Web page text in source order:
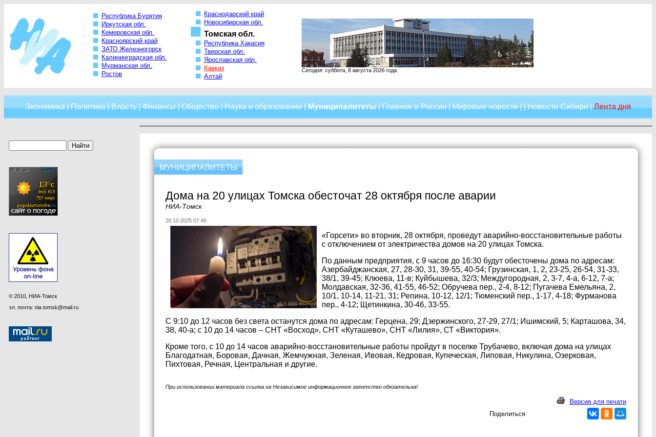
Республика Бурятия
Иркутская обл.
Кемеровская обл.
Красноярский край
ЗАТО Железногорск
Калининградская обл.
Мурманская обл.
Ростов
Краснодарский край
Новосибирская обл.
Томская обл.
Республика Хакасия
Тверская обл.
Ярославская обл.
Кавказ
Алтай
Сегодня: суббота, 8 августа 2026 года
Экономика|Политика|Власть|Финансы|Общество|Наука и образование|Муниципалитеты|Главное в России|Мировые новости| |Новости Сибири|Лента дня
© 2010, НИА-Томск
эл. почта: nia.tomsk@mail.ru
Дома на 20 улицах Томска обесточат 28 октября после аварии
НИА-Томск
28.10.2025 07:46
«Горсети» во вторник, 28 октября, проведут аварийно-восстановительные работы
с отключением от электричества домов на 20 улицах Томска.
По данным предприятия, с 9 часов до 16:30 будут обесточены дома по адресам:
Азербайджанская, 27, 28-30, 31, 39-55, 40-54; Грузинская, 1, 2, 23-25, 26-54, 31-33,
38/1, 39-45; Клюева, 11-в; Куйбышева, 32/3; Междугородная, 2, 3-7, 4-а, 6-12, 7-а;
Молдавская, 32-36, 41-55, 46-52; Обручева пер., 2-4, 8-12; Пугачева Емельяна, 2,
10/1, 10-14, 11-21, 31; Репина, 10-12, 12/1; Тюменский пер., 1-17, 4-18; Фурманова
пер., 4-12; Щетинкина, 30-46, 33-55.
С 9:10 до 12 часов без света останутся дома по адресам: Герцена, 29; Дзержинского, 27-29, 27/1; Ишимский, 5; Карташова, 34,
38, 40-а; с 10 до 14 часов – СНТ «Восход», СНТ «Куташево», СНТ «Лилия», СТ «Виктория».
Кроме того, с 10 до 14 часов аварийно-восстановительные работы пройдут в поселке Трубачево, включая дома на улицах
Благодатная, Боровая, Дачная, Жемчужная, Зеленая, Ивовая, Кедровая, Купеческая, Липовая, Никулина, Озерковая,
Пихтовая, Речная, Центральная и другие.
При использовании материала ссылка на Независимое информационное агентство обязательна!
Версия для печати
Поделиться